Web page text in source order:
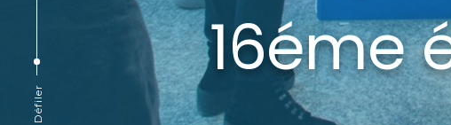
16éme
Défiler